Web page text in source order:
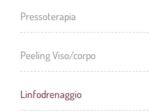
Pressoterapia
Peeling Viso/corpo
Linfodrenaggio